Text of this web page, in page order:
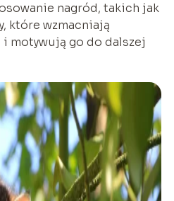
nagród, takich jak
które wzmacniają
i motywują go do dalszej